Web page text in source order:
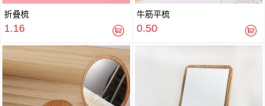
折叠梳
1.16
牛筋平梳
0.50